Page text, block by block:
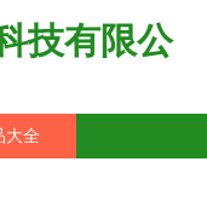
技有限公
大全